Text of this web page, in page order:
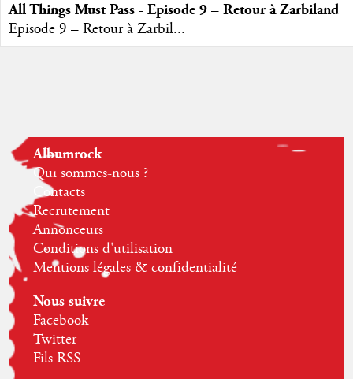
All Things Must Pass - Episode 9 – Retour à Zarbiland
Episode 9 – Retour à Zarbil...
Albumrock
Qui sommes-nous ?
Contacts
Recrutement
Annonceurs
Conditions d'utilisation
Mentions légales & confidentialité
Nous suivre
Facebook
Twitter
Fils RSS